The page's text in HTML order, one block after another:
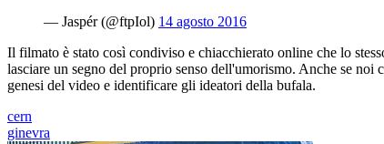
— Jaspér (@ftpIol) 14 agosto 2016
Il filmato è stato così condiviso e chiacchierato online che lo
lasciare un segno del proprio senso dell'umorismo. Anche se
genesi del video e identificare gli ideatori della bufala.
cern
ginevra